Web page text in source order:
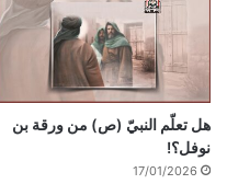
هل تعلّم النبيّ (ص) من ورقة بن
نوفل؟!
17/01/2026